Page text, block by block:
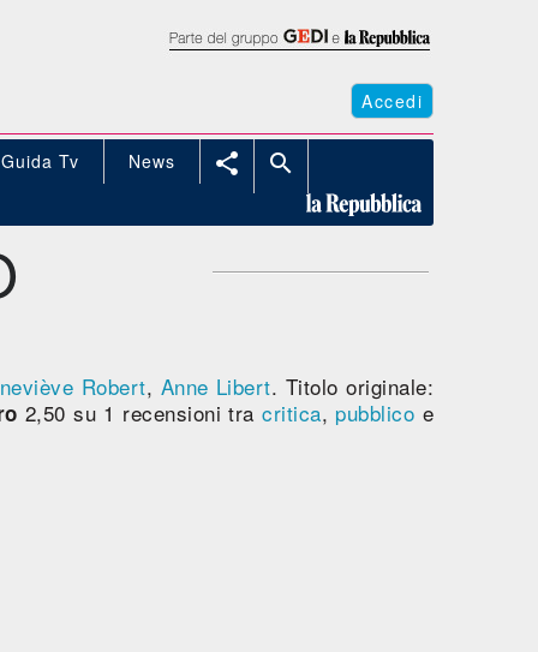
Accedi
Guida Tv News  
Robert, Anne Libert. Titolo originale:
2,50 su 1 recensioni tracritica, pubblico e